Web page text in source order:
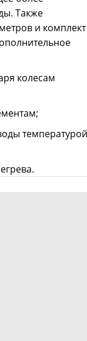
Также
и комплект
колесам
температурой